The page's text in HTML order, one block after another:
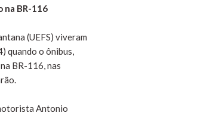
na BR-116
(UEFS) viveram
quando o ônibus,
BR-116, nas
Antonio